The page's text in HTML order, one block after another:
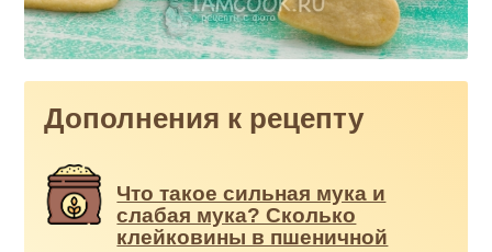
Дополнения к рецепту
Что такое сильная мука и
слабая мука? Сколько
клейковины в пшеничной